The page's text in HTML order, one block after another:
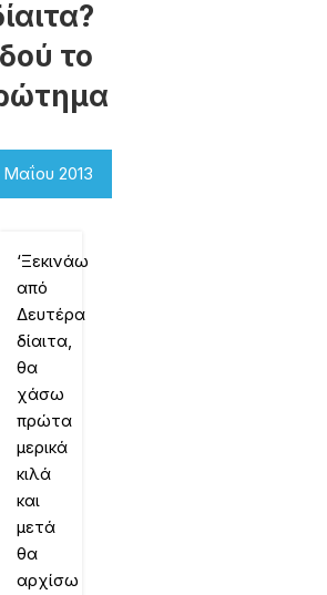
το
2013
‘Ξεκινάω
από
Δευτέρα
δίαιτα,
θα
χάσω
πρώτα
μερικά
κιλά
και
μετά
θα
αρχίσω